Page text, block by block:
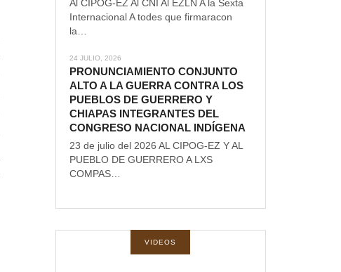
Al CIPOG-EZ Al CNI Al EZLN A la Sexta
Internacional A todes que firmaracon
la…
24 JULIO, 2026
PRONUNCIAMIENTO CONJUNTO
ALTO A LA GUERRA CONTRA LOS
PUEBLOS DE GUERRERO Y
CHIAPAS INTEGRANTES DEL
CONGRESO NACIONAL INDÍGENA
23 de julio del 2026 AL CIPOG-EZ Y AL
PUEBLO DE GUERRERO A LXS
COMPAS…
VIDEOS